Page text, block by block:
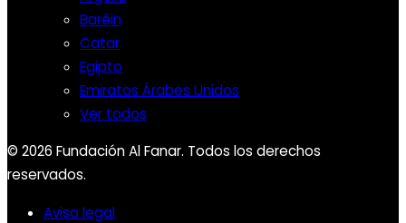
Baréin
Catar
Egipto
Emiratos Árabes Unidos
Ver todos
© 2026 Fundación Al Fanar. Todos los derechos
reservados.
Aviso legal